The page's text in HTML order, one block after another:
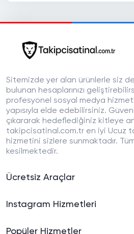
Sitemizde yer alan ürünlerle siz
bulunan hesaplarınızı
profesyonel sosyal medya
yapısıyla elde edebilirsiniz.
çıkararak hedeflediğiniz kitleye
takipcisatinal.com.tr en iyi Ucuz
hizmetini sizlere sunmaktadır.
kesilmektedir.
Ücretsiz Araçlar
Instagram Hizmetleri
Popüler Hizmetler